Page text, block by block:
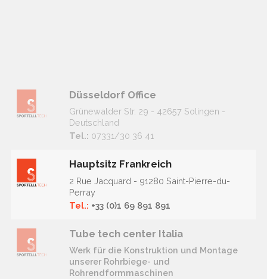
Düsseldorf Office
Grünewalder Str. 29 - 42657 Solingen -
Deutschland
Tel.: 07331/30 36 41
Hauptsitz Frankreich
2 Rue Jacquard - 91280 Saint-Pierre-du-
Perray
Tel.: +33 (0)1 69 891 891
Tube tech center Italia
Werk für die Konstruktion und Montage
unserer Rohrbiege- und
Rohrendformmaschinen